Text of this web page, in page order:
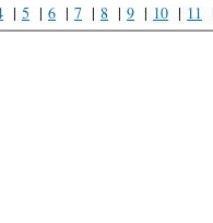
| 5 | 6 | 7 | 8 | 9 | 10 | 11